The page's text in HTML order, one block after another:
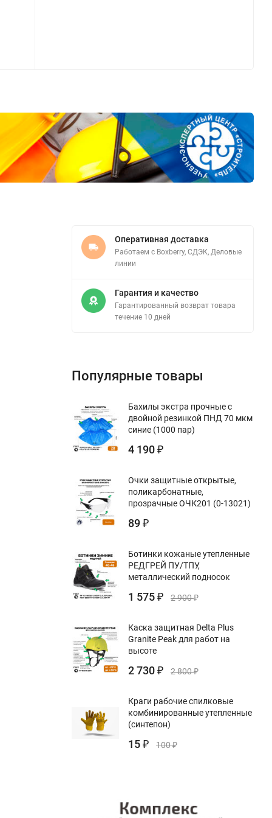
Оперативная доставка
Работаем с Boxberry, СДЭК, Деловые
линии
Гарантия и качество
Гарантированный возврат товара
течение 10 дней
Популярные товары
Бахилы экстра прочные с
двойной резинкой ПНД 70 мкм
синие (1000 пар)
4 190 ₽
Очки защитные открытые,
поликарбонатные,
прозрачные ОЧК201 (0-13021)
89 ₽
Ботинки кожаные утепленные
РЕДГРЕЙ ПУ/ТПУ,
металлический подносок
1 575 ₽ 2 900₽
Каска защитная Delta Plus
Granite Peak для работ на
высоте
2 730 ₽ 2 800₽
Краги рабочие спилковые
комбинированные утепленные
(синтепон)
15 ₽ 100₽